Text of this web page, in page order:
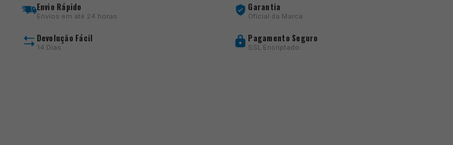
Caty
Spare
Envio Rápido
Envios em até 24 horas
Garantia
Oficial da Marca
Devolução Fácil
14 Dias
Pagamento Seguro
SSL Encriptado